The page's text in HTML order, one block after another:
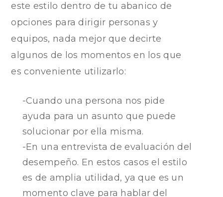
este estilo dentro de tu abanico de
opciones para dirigir personas y
equipos, nada mejor que decirte
algunos de los momentos en los que
es conveniente utilizarlo:
-Cuando una persona nos pide
ayuda para un asunto que puede
solucionar por ella misma.
-En una entrevista de evaluación del
desempeño. En estos casos el estilo
es de amplia utilidad, ya que es un
momento clave para hablar del